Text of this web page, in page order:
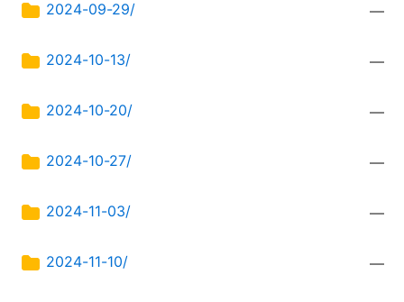
2024-09-29/ —
2024-10-13/ —
2024-10-20/ —
2024-10-27/ —
2024-11-03/ —
2024-11-10/ —